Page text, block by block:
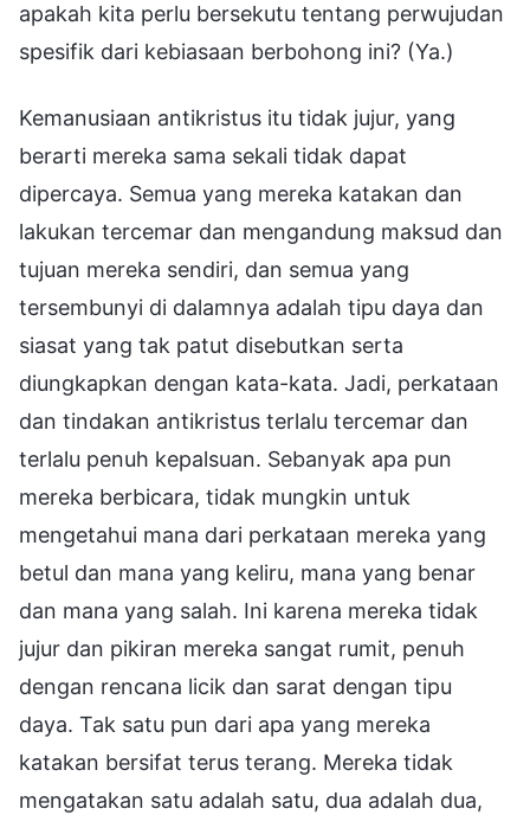
apakah kita perlu bersekutu tentang perwujudan
spesifik dari kebiasaan berbohong ini? (Ya.)
Kemanusiaan antikristus itu tidak jujur, yang
berarti mereka sama sekali tidak dapat
dipercaya. Semua yang mereka katakan dan
lakukan tercemar dan mengandung maksud dan
tujuan mereka sendiri, dan semua yang
tersembunyi di dalamnya adalah tipu daya dan
siasat yang tak patut disebutkan serta
diungkapkan dengan kata-kata. Jadi, perkataan
dan tindakan antikristus terlalu tercemar dan
terlalu penuh kepalsuan. Sebanyak apa pun
mereka berbicara, tidak mungkin untuk
mengetahui mana dari perkataan mereka yang
betul dan mana yang keliru, mana yang benar
dan mana yang salah. Ini karena mereka tidak
jujur dan pikiran mereka sangat rumit, penuh
dengan rencana licik dan sarat dengan tipu
daya. Tak satu pun dari apa yang mereka
katakan bersifat terus terang. Mereka tidak
mengatakan satu adalah satu, dua adalah dua,